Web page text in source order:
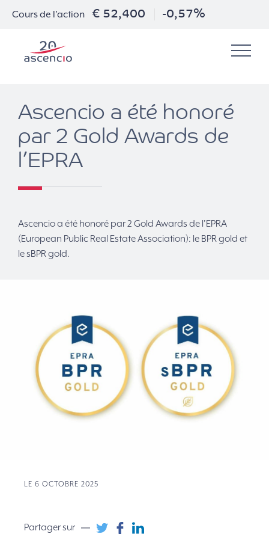
Cours de l'action € 52,400 -0,57%
Ascencio a été honoré
par 2 Gold Awards de
l’EPRA
Ascencio a été honoré par 2 Gold Awards de l’EPRA
(European Public Real Estate Association): le BPR gold et
le sBPR gold.
LE 6 OCTOBRE 2025
Partager sur